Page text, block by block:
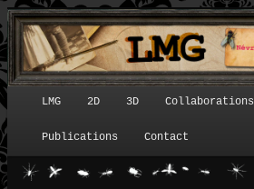
Menu principal
LMG 2D 3D Collaborations
Publications Contact